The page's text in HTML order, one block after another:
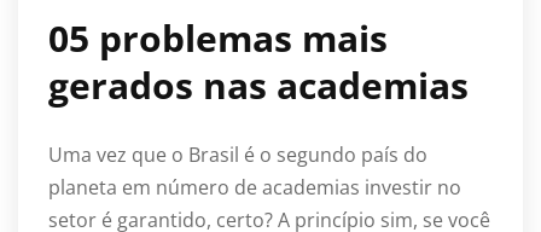
05 problemas mais
gerados nas academias
Uma vez que o Brasil é o segundo país do
planeta em número de academias investir no
setor é garantido, certo? A princípio sim, se você